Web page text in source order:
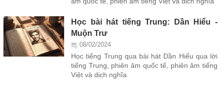
Học bài hát tiếng Trung: Dần Hiểu -
Muộn Trư
08/02/2024
Học tiếng Trung qua bài hát Dần Hiểu qua lời
tiếng Trung, phiên âm quốc tế, phiên âm tiếng
Việt và dịch nghĩa